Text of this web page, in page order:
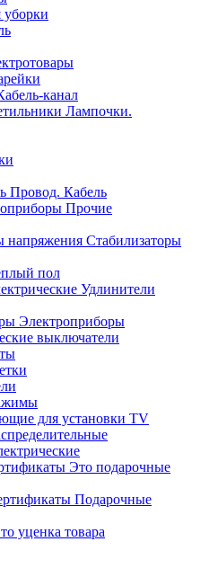
уборки
канал
Лампочки.
Провод. Кабель
Прочие
Стабилизаторы
пол
Удлинители
Электроприборы
выключатели
для установки TV
Это подарочные
Подарочные
уценка товара